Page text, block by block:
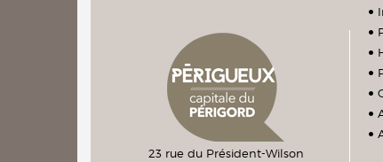
23 rue du Président-Wilson